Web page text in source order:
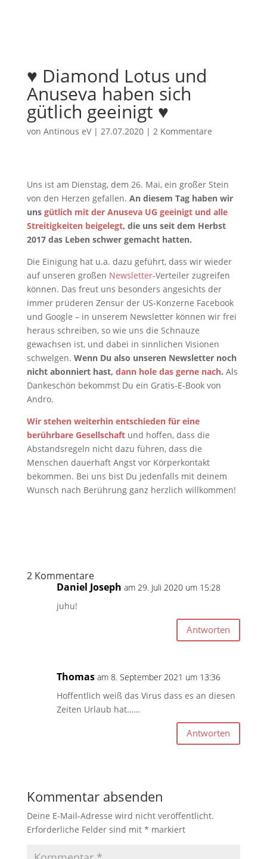
♥ Diamond Lotus und
Anuseva haben sich
gütlich geeinigt ♥
von Antinous eV| 27.07.2020| 2 Kommentare
Uns ist am Dienstag, dem 26. Mai, ein großer Stein
von den Herzen gefallen. An diesem Tag haben wir
uns gütlich mit der Anuseva UG geeinigt und alle
Streitigkeiten beigelegt, die uns seit dem Herbst
2017 das Leben schwer gemacht hatten.
Die Einigung hat u.a. dazu geführt, dass wir wieder
auf unseren großen Newsletter-Verteiler zugreifen
können. Das freut uns besonders angesichts der
immer prüderen Zensur der US-Konzerne Facebook
und Google – in unserem Newsletter können wir frei
heraus schreiben, so wie uns die Schnauze
gewachsen ist, und dabei in sinnlichen Visionen
schwelgen. Wenn Du also unseren Newsletter noch
nicht abonniert hast, dann hole das gerne nach. Als
Dankeschön bekommst Du ein Gratis-E-Book von
Andro.
Wir stehen weiterhin entschieden für eine
berührbare Gesellschaftund hoffen, dass die
Abstandsregeln nicht dazu führen, dass die
Menschen dauerhaft Angst vor Körperkontakt
bekommen. Bei uns bist Du jedenfalls mit deinem
Wunsch nach Berührung ganz herzlich willkommen!
2 Kommentare
Daniel Joseph am 29. Juli 2020 um 15:28
juhu!
Antworten
Thomas am 8. September 2021 um 13:36
Hoffentlich weiß das Virus dass es an diesen
Zeiten Urlaub hat……
Antworten
Kommentar absenden
Deine E-Mail-Adresse wird nicht veröffentlicht.
Erforderliche Felder sind mit * markiert